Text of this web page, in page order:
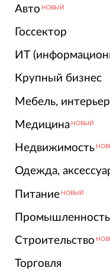
Авто НОВЫЙ
Госсектор
ИТ
Крупный бизнес
Мебель, интерьер
Медицина НОВЫЙ
Недвижимость
Одежда,
Питание НОВЫЙ
Промышленность
Строительство
Торговля